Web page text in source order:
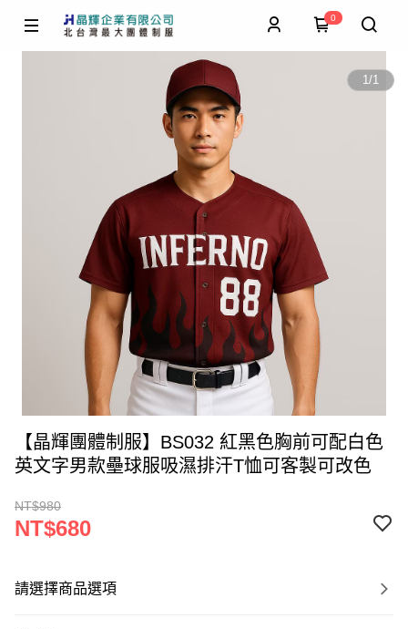
0
1/1
【晶輝團體制服】BS032 紅黑色胸前可配白色
英文字男款壘球服吸濕排汗T恤可客製可改色
NT$980
NT$680
請選擇商品選項